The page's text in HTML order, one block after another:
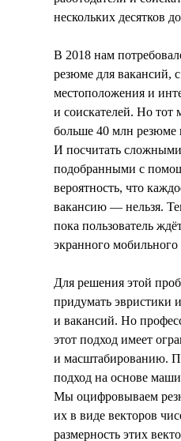
нескольких десятков
В 2018 нам
резюме для вакансий,
местоположения и
и соискателей. Но
больше 40 млн резюме
И посчитать
подобранными с
вероятность, что
вакансию — нельзя.
пока пользователь
экранного
Для решения этой
придумать эвристики
и вакансий. Но
этот подход имеет
и масштабированию.
подход на основе
Мы оцифровываем
их в виде векторов
размерность этих